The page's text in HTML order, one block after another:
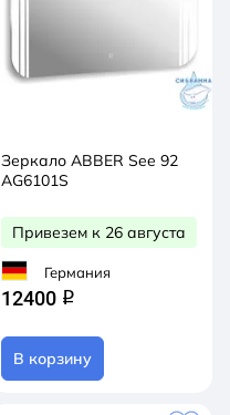
Зеркало ABBER See 92
AG6101S
Привезем к 26 августа
Германия
12400 q
В корзину